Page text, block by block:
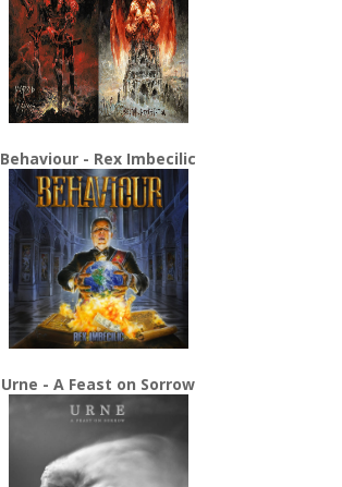
Behaviour - Rex Imbecilic
Urne - A Feast on Sorrow